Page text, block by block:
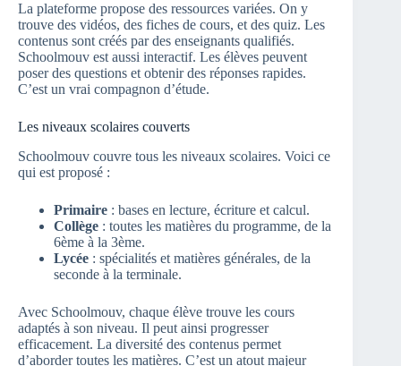
La plateforme propose des ressources variées. On y
trouve des vidéos, des fiches de cours, et des quiz. Les
contenus sont créés par des enseignants qualifiés.
Schoolmouv est aussi interactif. Les élèves peuvent
poser des questions et obtenir des réponses rapides.
C’est un vrai compagnon d’étude.
Les niveaux scolaires couverts
Schoolmouv couvre tous les niveaux scolaires. Voici ce
qui est proposé :
Primaire : bases en lecture, écriture et calcul.
Collège : toutes les matières du programme, de la
6ème à la 3ème.
Lycée : spécialités et matières générales, de la
seconde à la terminale.
Avec Schoolmouv, chaque élève trouve les cours
adaptés à son niveau. Il peut ainsi progresser
efficacement. La diversité des contenus permet
d’aborder toutes les matières. C’est un atout majeur